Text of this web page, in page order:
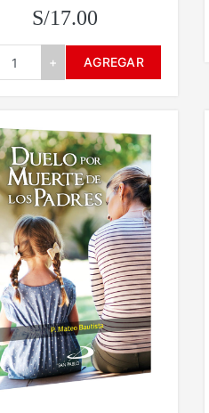
S/17.00
+ AGREGAR